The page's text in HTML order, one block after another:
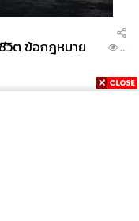
วิต ข้อกฎหมาย
...